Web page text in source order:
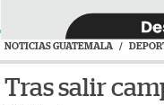
NOTICIAS GUATEMALA /
Tras salir